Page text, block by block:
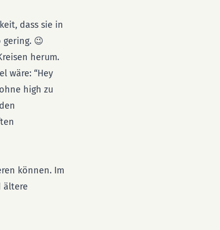
dass sie in
😉
herum.
wäre: “Hey
high zu
können. Im
ältere